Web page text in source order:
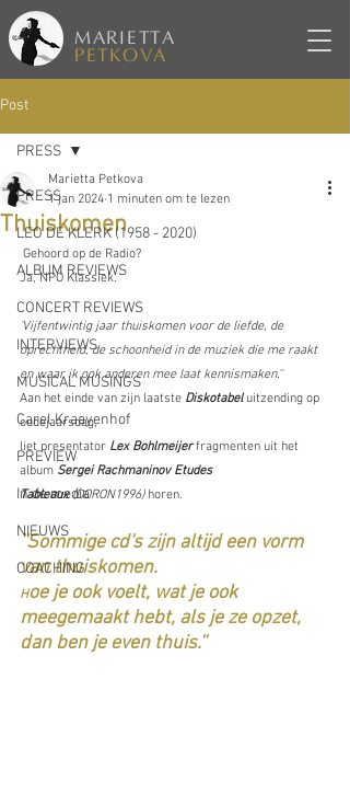
MARIETTA
PETKOVA
Post
PRESS
LEO DE KLERK (1958 - 2020)
ALBUM REVIEWS
CONCERT REVIEWS
INTERVIEWS
MUSICAL MUSINGS
Carel Kraayenhof
PREVIEW
In de media
NIEUWS
COACHING
PRESS
Thuiskomen
Marietta Petkova
1 jan 2024 1 minuten om te lezen
Gehoord op de Radio?
Ja, NPO Klassiek.
'Vijfentwintig jaar thuiskomen voor de liefde, de
oprechtheid, de schoonheid in de muziek die me raakt
en waar ik ook anderen mee laat kennismaken.''
Aan het einde van zijn laatste Diskotabel uitzending op
oudejaarsdag,
liet presentator Lex Bohlmeijer fragmenten uit het
album Sergei Rachmaninov Etudes
Tableaux (DORON1996) horen.
''Sommige cd's zijn altijd een vorm
van thuiskomen.
Hoe je ook voelt, wat je ook
meegemaakt hebt, als je ze opzet,
dan ben je even thuis.''